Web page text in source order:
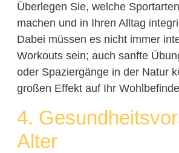
Überlegen Sie, welche
machen und in Ihren Alltag
Dabei müssen es nicht immer
Workouts sein; auch sanfte
oder Spaziergänge in der Natur
großen Effekt auf Ihr
4.
Alter